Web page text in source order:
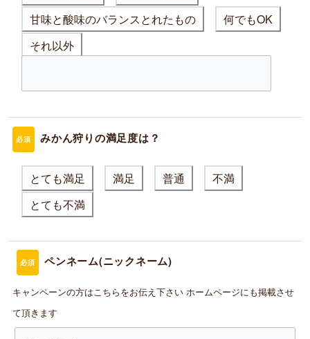
甘味と酸味のバランスとれたもの
何でもOK
それ以外
必須 みかん狩りの満足度は？
とても満足 満足 普通
不満
とても不満
必須 ペンネーム(ニックネーム)
キャンペーンの方はこちらをお伝え下さい ホームページにも掲載させ
て頂きます